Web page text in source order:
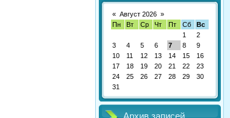
« Август 2026 »
Пн
Вт Ср Чт Пт Сб
Вс
1
2
3
4 5 6 7 8
9
10
11 12 13 14 15
16
17
18 19 20 21 22
23
24
25 26 27 28 29
30
31